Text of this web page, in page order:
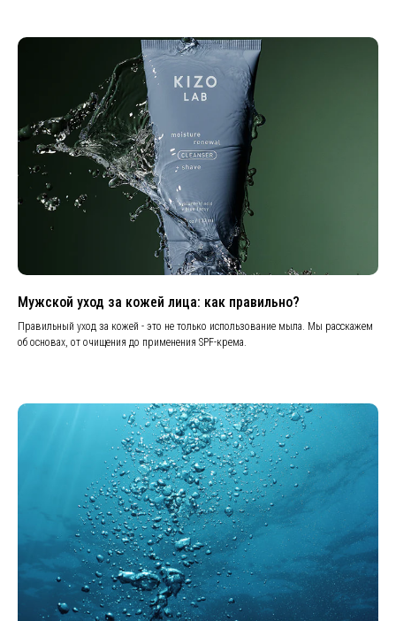
Мужской уход за кожей лица: как правильно?
Правильный уход за кожей - это не только использование мыла. Мы расскажем
об основах, от очищения до применения SPF-крема.